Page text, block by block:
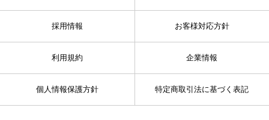
採用情報 お客様対応方針
利用規約 企業情報
個人情報保護方針 特定商取引法に基づく表記